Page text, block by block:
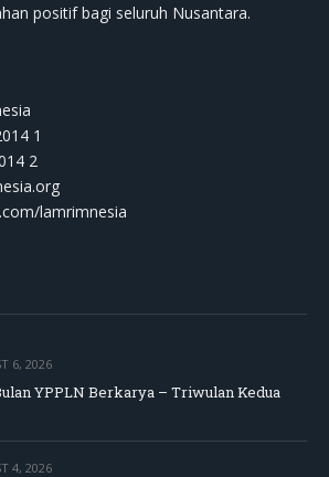
positif bagi seluruh Nusantara.
1
2
lamrimnesia
6, 2026
YPPLN Berkarya – Triwulan Kedua
4, 2026